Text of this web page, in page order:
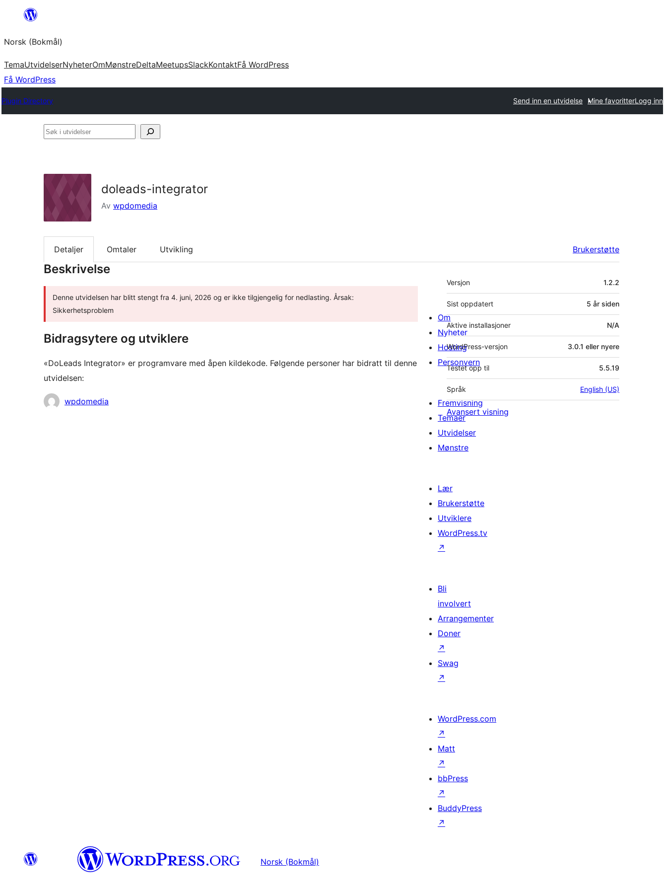
Hopp
innhold
Norsk (Bokmål)
TemaUtvidelserNyheterOmMønstreDeltaMeetupsSlackKontaktFå WordPress
Få WordPress
Plugin Directory Send inn en utvidelse Mine favoritterLogg inn
Søk
doleads-integrator
Av wpdomedia
Detaljer Omtaler Utvikling Brukerstøtte
Beskrivelse
Denne utvidelsen har blitt stengt fra 4. juni, 2026 og er ikke tilgjengelig for nedlasting. Årsak:
Sikkerhetsproblem
Bidragsytere og utviklere
«DoLeads Integrator» er programvare med åpen kildekode. Følgende personer har bidratt til denne
utvidelsen:
Bidragsytere
wpdomedia
Meta
Versjon 1.2.2
Sist oppdatert 5 år siden
Aktive installasjoner N/A
WordPress-versjon 3.0.1 eller nyere
Testet opp til 5.5.19
Språk English (US)
Avansert visning
Om
Nyheter
Hosting
Personvern
Fremvisning
Temaer
Utvidelser
Mønstre
Lær
Brukerstøtte
Utviklere
WordPress.tv
↗
Bli
involvert
Arrangementer
Doner
↗
Swag
↗
WordPress.com
↗
Matt
↗
bbPress
↗
BuddyPress
↗
Norsk (Bokmål)